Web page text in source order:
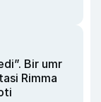
Bir umr
Rimma